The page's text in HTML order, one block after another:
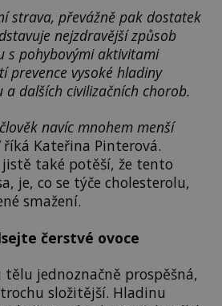
strava, převážně pak dostatek
nejzdravější způsob
s pohybovými aktivitami
prevence vysoké hladiny
dalších civilizačních chorob.
navíc mnohem menší
říká Kateřina Pinterová.
také potěší, že tento
je, co se týče cholesterolu,
smažení.
čerstvé ovoce
tělu jednoznačně prospěšná,
složitější. Hladinu